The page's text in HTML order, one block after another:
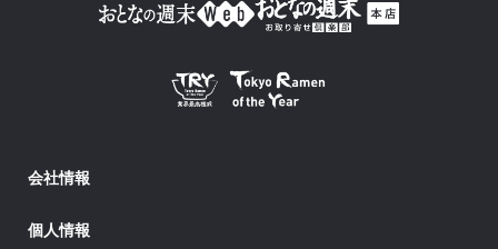
会社情報
個人情報